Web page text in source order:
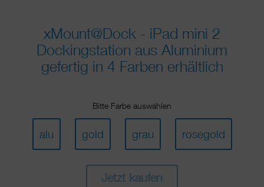
xMount@Dock - iPad mini 2
Dockingstation aus Aluminium
gefertig in 4 Farben erhältlich
Bitte Farbe auswählen
alu gold grau rosegold
Jetzt kaufen